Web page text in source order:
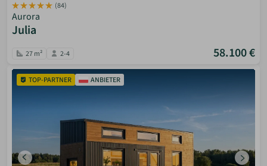
(84)
Aurora
Julia
27 m² 2-4 58.100 €
TOP-PARTNER ANBIETER